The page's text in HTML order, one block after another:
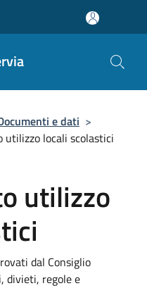
e dati >
utilizzo locali scolastici
utilizzo
dal Consiglio
divieti, regole e